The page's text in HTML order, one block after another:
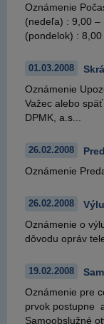
Oznámenie
(nedeľa) : 9,00 –
(pondelok) :
01.03.2008
Oznámenie
Važec alebo
DPMK, a.s...
26.02.2008
Oznámenie
26.02.2008
Oznámenie o
dôvodu opráv
19.02.2008
Oznámenie pre
prvok postupne
Samoobslužné